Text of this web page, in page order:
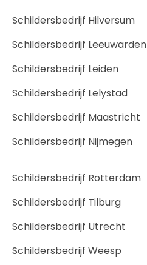
Schildersbedrijf Hilversum
Schildersbedrijf Leeuwarden
Schildersbedrijf Leiden
Schildersbedrijf Lelystad
Schildersbedrijf Maastricht
Schildersbedrijf Nijmegen
Schildersbedrijf Rotterdam
Schildersbedrijf Tilburg
Schildersbedrijf Utrecht
Schildersbedrijf Weesp